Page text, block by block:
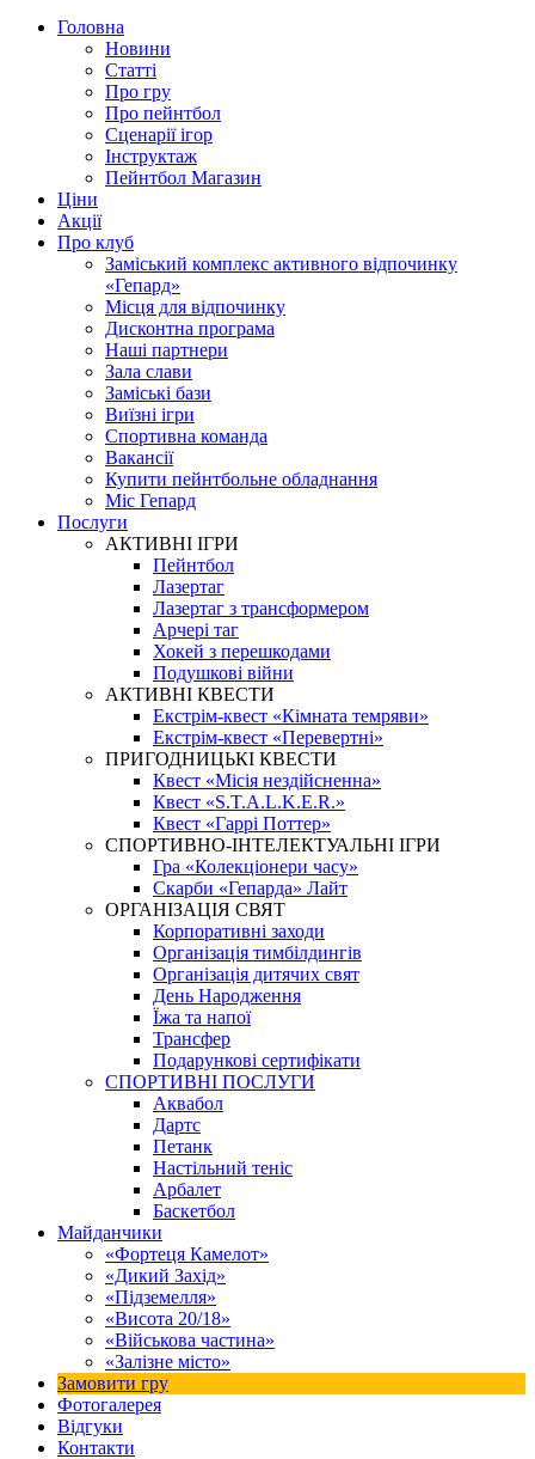
Головна
Новини
Статті
Про гру
Про пейнтбол
Сценарії ігор
Інструктаж
Пейнтбол Магазин
Ціни
Акції
Про клуб
Заміський комплекс активного відпочинку
«Гепард»
Місця для відпочинку
Дисконтна програма
Наші партнери
Зала слави
Заміські бази
Виїзні ігри
Спортивна команда
Вакансії
Купити пейнтбольне обладнання
Міс Гепард
Послуги
АКТИВНІ ІГРИ
Пейнтбол
Лазертаг
Лазертаг з трансформером
Арчері таг
Хокей з перешкодами
Подушкові війни
АКТИВНІ КВЕСТИ
Екстрім-квест «Кімната темряви»
Екстрім-квест «Перевертні»
ПРИГОДНИЦЬКІ КВЕСТИ
Квест «Місія нездійсненна»
Квест «S.T.A.L.K.E.R.»
Квест «Гаррі Поттер»
СПОРТИВНО-ІНТЕЛЕКТУАЛЬНІ ІГРИ
Гра «Колекціонери часу»
Скарби «Гепарда» Лайт
ОРГАНІЗАЦІЯ СВЯТ
Корпоративні заходи
Організація тимбілдингів
Організація дитячих свят
День Народження
Їжа та напої
Трансфер
Подарункові сертифікати
СПОРТИВНІ ПОСЛУГИ
Аквабол
Дартс
Петанк
Настільний теніс
Арбалет
Баскетбол
Майданчики
«Фортеця Камелот»
«Дикий Захід»
«Підземелля»
«Висота 20/18»
«Військова частина»
«Залізне місто»
Замовити гру
Фотогалерея
Відгуки
Контакти